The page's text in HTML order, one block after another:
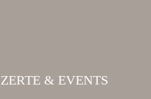
& EVENTS